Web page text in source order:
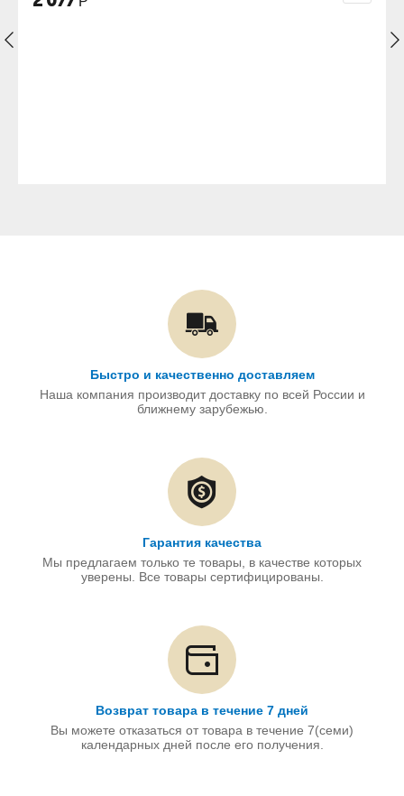
Быстро и качественно доставляем
Наша компания производит доставку по всей России и
ближнему зарубежью.
Гарантия качества
Мы предлагаем только те товары, в качестве которых
уверены. Все товары сертифицированы.
Возврат товара в течение 7 дней
Вы можете отказаться от товара в течение 7(семи)
календарных дней после его получения.